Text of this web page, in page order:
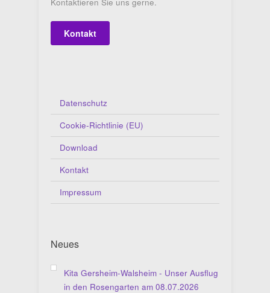
Kontakt
Datenschutz
Cookie-Richtlinie (EU)
Download
Kontakt
Impressum
Neues
Kita Gersheim-Walsheim - Unser Ausflug
in den Rosengarten am 08.07.2026